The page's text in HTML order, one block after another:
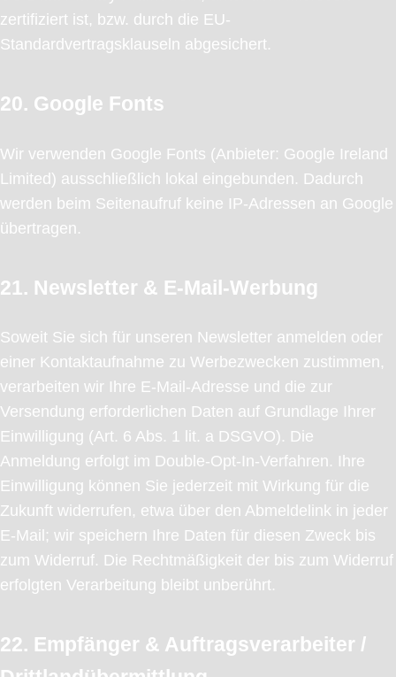
zertifiziert ist, bzw. durch die EU-
Standardvertragsklauseln abgesichert.
20. Google Fonts
Wir verwenden Google Fonts (Anbieter: Google Ireland
Limited) ausschließlich lokal eingebunden. Dadurch
werden beim Seitenaufruf keine IP-Adressen an Google
übertragen.
21. Newsletter & E-Mail-Werbung
Soweit Sie sich für unseren Newsletter anmelden oder
einer Kontaktaufnahme zu Werbezwecken zustimmen,
verarbeiten wir Ihre E-Mail-Adresse und die zur
Versendung erforderlichen Daten auf Grundlage Ihrer
Einwilligung (Art. 6 Abs. 1 lit. a DSGVO). Die
Anmeldung erfolgt im Double-Opt-In-Verfahren. Ihre
Einwilligung können Sie jederzeit mit Wirkung für die
Zukunft widerrufen, etwa über den Abmeldelink in jeder
E-Mail; wir speichern Ihre Daten für diesen Zweck bis
zum Widerruf. Die Rechtmäßigkeit der bis zum Widerruf
erfolgten Verarbeitung bleibt unberührt.
22. Empfänger & Auftragsverarbeiter /